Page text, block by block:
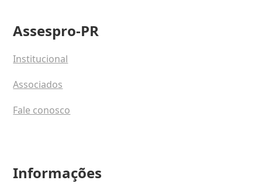
Assespro-PR
Institucional
Associados
Fale conosco
Informações